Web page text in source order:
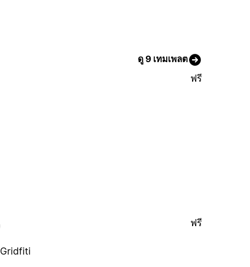
ดู 9 เทมเพลต
ฟรี
Gridfiti
ฟรี